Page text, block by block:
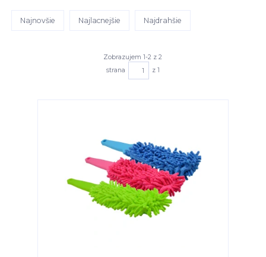
Najnovšie Najlacnejšie Najdrahšie
Zobrazujem 1-2 z 2
strana
z 1